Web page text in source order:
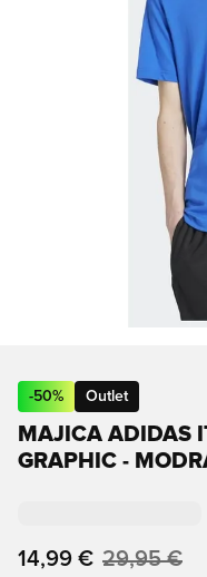
-50% Outlet
MAJICA ADIDAS
GRAPHIC -
14,99 € 29,95 €